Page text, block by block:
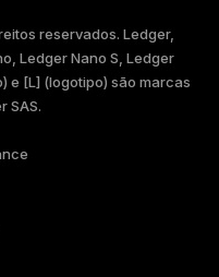
reservados. Ledger,
Ledger Nano S, Ledger
e [L] (logotipo) são marcas
SAS.